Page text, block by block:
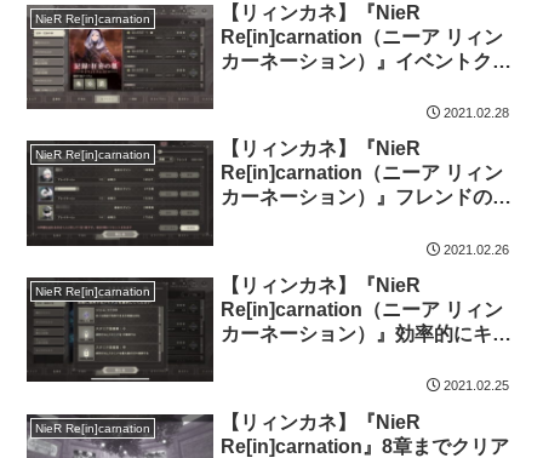
NieR Re[in]carnation
【リィンカネ】『NieR
Re[in]carnation（ニーア リィン
カーネーション）』イベントクエ
2021.02.28
NieR Re[in]carnation
【リィンカネ】『NieR
Re[in]carnation（ニーア リィン
カーネーション）』フレンドの増
2021.02.26
NieR Re[in]carnation
【リィンカネ】『NieR
Re[in]carnation（ニーア リィン
カーネーション）』効率的にキャ
2021.02.25
NieR Re[in]carnation
【リィンカネ】『NieR
Re[in]carnation』8章までクリア